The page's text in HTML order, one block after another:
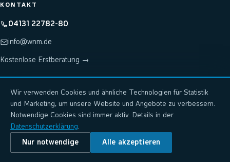
KONTAKT
04131 22782-80
info@wnm.de
Kostenlose Erstberatung →
Hosting & Rechenzentrum: wnm-systems.de ↗
KI-Plattform: wnm.ai
Wir verwenden Cookies und ähnliche Technologien für Statistik
und Marketing, um unsere Website und Angebote zu verbessern.
Notwendige Cookies sind immer aktiv. Details in der
Datenschutzerklärung.
Nur notwendige Alle akzeptieren